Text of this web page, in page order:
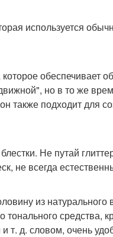
используется
обеспечивает
но в то же
также подходит для
Не путай
не всегда
из натурального
тонального средства,
т. д. словом, очень